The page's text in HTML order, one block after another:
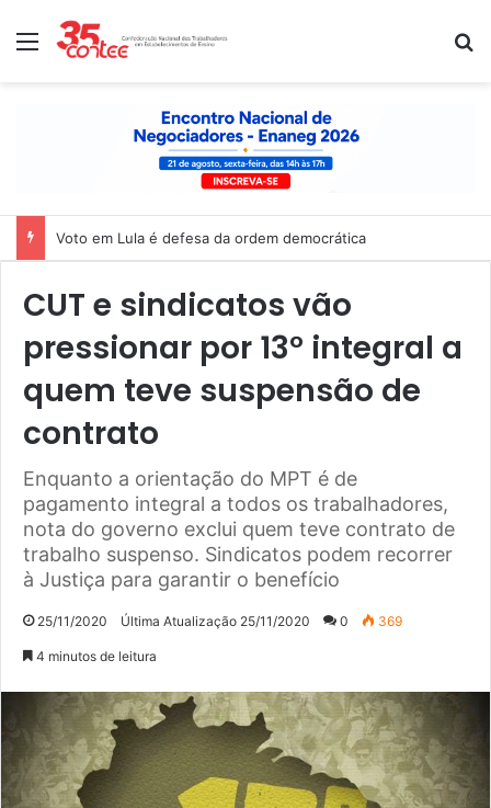
Menu
Nota de solidariedade ao povo venezuelano
CUT e sindicatos vão
pressionar por 13° integral a
quem teve suspensão de
contrato
Enquanto a orientação do MPT é de
pagamento integral a todos os trabalhadores,
nota do governo exclui quem teve contrato de
trabalho suspenso. Sindicatos podem recorrer
à Justiça para garantir o benefício
25/11/2020 Última Atualização 25/11/2020 0 369
4 minutos de leitura